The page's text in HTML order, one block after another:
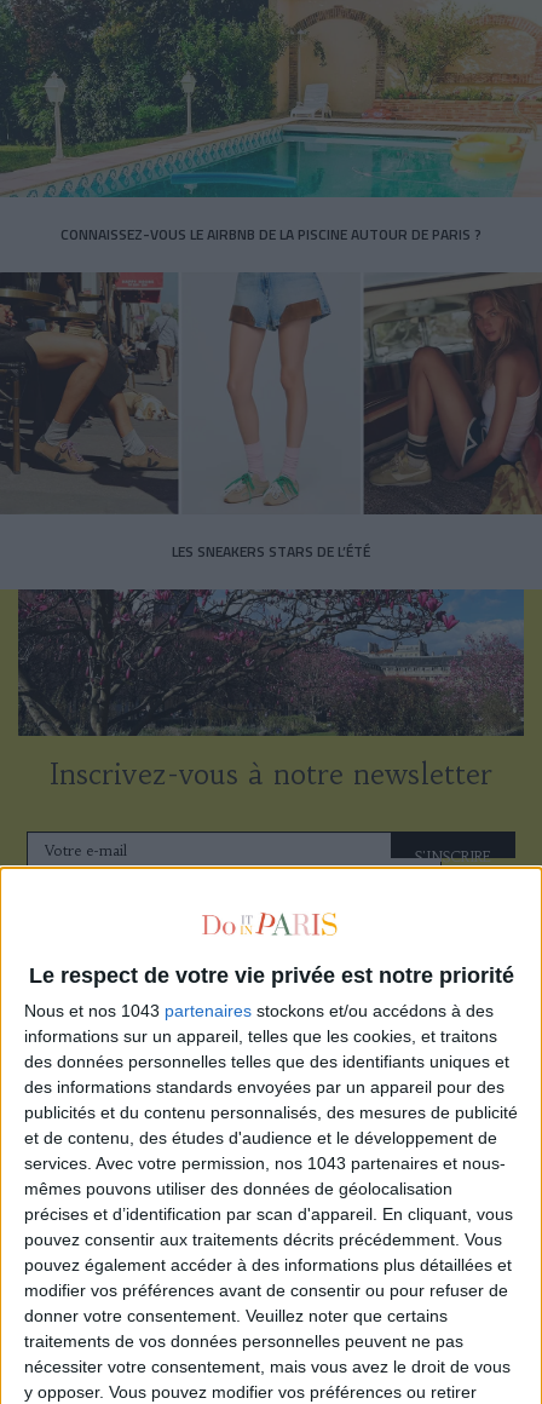
Le respect de votre vie privée est notre priorité
Nous et nos 1043 partenaires stockons et/ou accédons à des
informations sur un appareil, telles que les cookies, et traitons
des données personnelles telles que des identifiants uniques et
des informations standards envoyées par un appareil pour des
publicités et du contenu personnalisés, des mesures de publicité
et de contenu, des études d'audience et le développement de
services. Avec votre permission, nos 1043 partenaires et nous-
mêmes pouvons utiliser des données de géolocalisation
précises et d’identification par scan d'appareil. En cliquant, vous
pouvez consentir aux traitements décrits précédemment. Vous
pouvez également accéder à des informations plus détaillées et
modifier vos préférences avant de consentir ou pour refuser de
donner votre consentement. Veuillez noter que certains
traitements de vos données personnelles peuvent ne pas
nécessiter votre consentement, mais vous avez le droit de vous
y opposer. Vous pouvez modifier vos préférences ou retirer
CONNAISSEZ-VOUS LE AIRBNB DE LA PISCINE AUTOUR DE PARIS ?
LES SNEAKERS STARS DE L’ÉTÉ
Inscrivez-vous à notre newsletter
S'INSCRIRE
ADOPT PARFUMS RÉVOLUTIONNE LA PARFUMERIE MADE IN FRANCE À PETIT PRIX